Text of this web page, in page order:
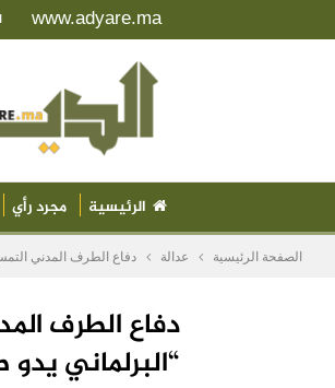
www.adyare.ma
الرئيسية مجرد رأي
الصفحة الرئيسية عدالة دفاع الطرف المدني التمس 11 مليون درهم تعويضا والوزاني: “البرلماني يدو طويلة”.. هذه تفاصيل محاكمة الفايق
“البرلماني